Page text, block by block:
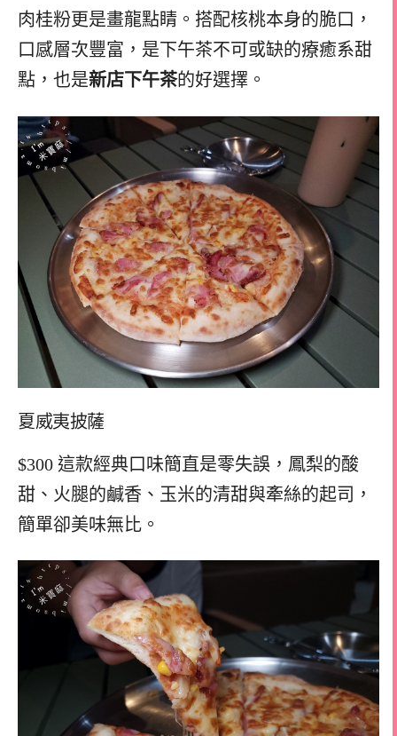
肉桂粉更是畫龍點睛。搭配核桃本身的脆口，
口感層次豐富，是下午茶不可或缺的療癒系甜
點，也是新店下午茶的好選擇。
夏威夷披薩
$300 這款經典口味簡直是零失誤，鳳梨的酸
甜、火腿的鹹香、玉米的清甜與牽絲的起司，
簡單卻美味無比。